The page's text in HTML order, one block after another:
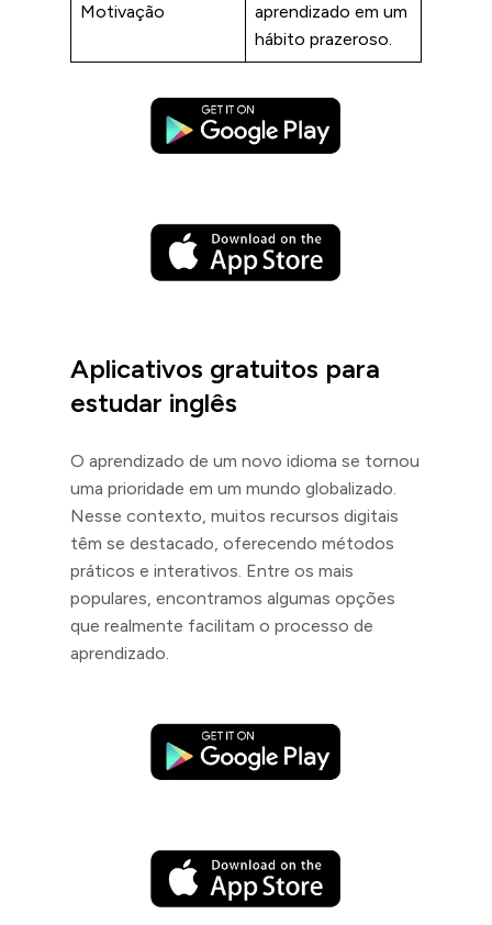
Motivação
aprendizado em um
hábito prazeroso.
Aplicativos gratuitos para
estudar inglês
O aprendizado de um novo idioma se tornou
uma prioridade em um mundo globalizado.
Nesse contexto, muitos recursos digitais
têm se destacado, oferecendo métodos
práticos e interativos. Entre os mais
populares, encontramos algumas opções
que realmente facilitam o processo de
aprendizado.